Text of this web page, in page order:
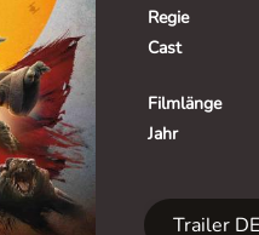
Regie
Cast
Filmlänge
Jahr
Trailer DE